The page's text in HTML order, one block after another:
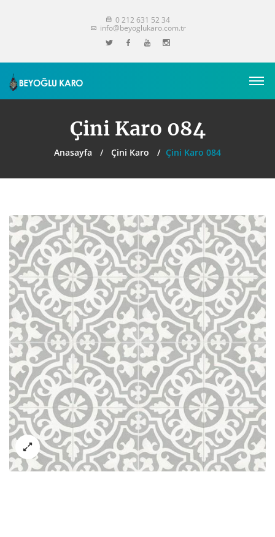
0 212 631 52 34
info@beyoglukaro.com.tr
Çini Karo 084
Anasayfa Çini Karo Çini Karo 084